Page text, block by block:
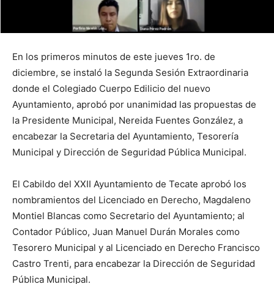
En los primeros minutos de este jueves 1ro. de
diciembre, se instaló la Segunda Sesión Extraordinaria
donde el Colegiado Cuerpo Edilicio del nuevo
Ayuntamiento, aprobó por unanimidad las propuestas de
la Presidente Municipal, Nereida Fuentes González, a
encabezar la Secretaria del Ayuntamiento, Tesorería
Municipal y Dirección de Seguridad Pública Municipal.
El Cabildo del XXII Ayuntamiento de Tecate aprobó los
nombramientos del Licenciado en Derecho, Magdaleno
Montiel Blancas como Secretario del Ayuntamiento; al
Contador Público, Juan Manuel Durán Morales como
Tesorero Municipal y al Licenciado en Derecho Francisco
Castro Trenti, para encabezar la Dirección de Seguridad
Pública Municipal.